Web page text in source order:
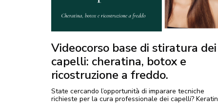
Videocorso base di stiratura dei
capelli: cheratina, botox e
ricostruzione a freddo.
State cercando l’opportunità di imparare tecniche
richieste per la cura professionale dei capelli? Keratin